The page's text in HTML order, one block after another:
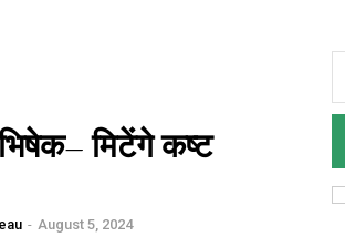
मिटेंगे कष्ट
- August 5, 2024